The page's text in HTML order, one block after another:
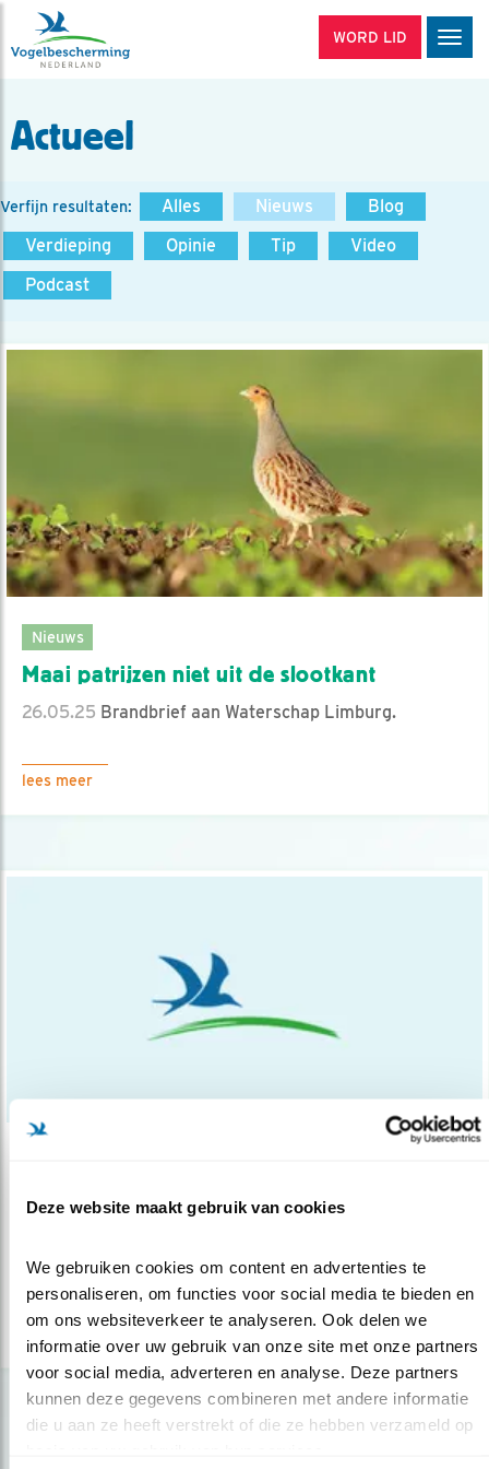
Deze website maakt gebruik van cookies
We gebruiken cookies om content en advertenties te
personaliseren, om functies voor social media te bieden en
om ons websiteverkeer te analyseren. Ook delen we
informatie over uw gebruik van onze site met onze partners
voor social media, adverteren en analyse. Deze partners
kunnen deze gegevens combineren met andere informatie
die u aan ze heeft verstrekt of die ze hebben verzameld op
WORD LID
Actueel
Verfijn resultaten: Alles Nieuws
Blog
Verdieping
Opinie Tip
Video
Podcast
Nieuws
Maai patrijzen niet uit de slootkant
26.05.25 Brandbrief aan Waterschap Limburg.
lees meer
Vogelakkers voor velduil en blauwe kieke..
kiekendief en velduil in het waddeng..